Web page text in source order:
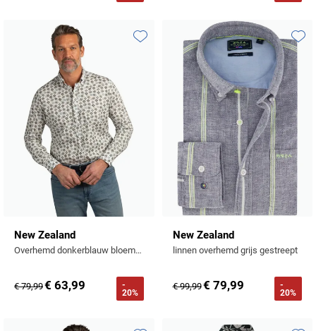
New Zealand
Overhemd donkerblauw bloemetjes print
€ 79,99€ 63,99
-
20%
Toevoegen aan favorieten
New Zealand
linnen overhemd grijs gestreept
€ 99,99€ 79,99
-
20%